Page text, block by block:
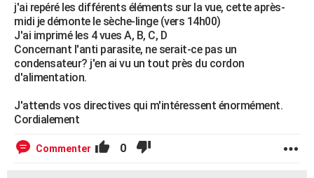
j'ai repéré les différents éléments sur la vue, cette après-
midi je démonte le sèche-linge (vers 14h00)
J'ai imprimé les 4 vues A, B, C, D
Concernant l'anti parasite, ne serait-ce pas un
condensateur? j'en ai vu un tout près du cordon
d'alimentation.
J'attends vos directives qui m'intéressent énormément.
Cordialement
Commenter 0